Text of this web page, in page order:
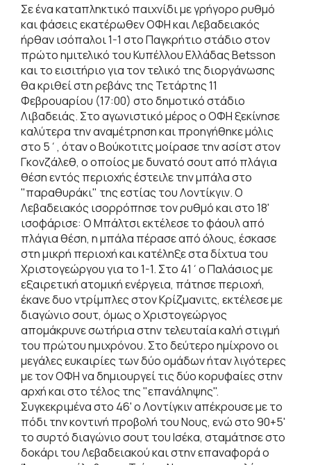
Σε ένα καταπληκτικό παιχνίδι με γρήγορο ρυθμό
και φάσεις εκατέρωθεν ΟΦΗ και Λεβαδειακός
ήρθαν ισόπαλοι 1-1 στο Παγκρήτιο στάδιο στον
πρώτο ημιτελικό του Κυπέλλου Ελλάδας Betsson
και το εισιτήριο για τον τελικό της διοργάνωσης
θα κριθεί στη ρεβάνς της Τετάρτης 11
Φεβρουαρίου (17:00) στο δημοτικό στάδιο
Λιβαδειάς. Στο αγωνιστικό μέρος ο ΟΦΗ ξεκίνησε
καλύτερα την αναμέτρηση και προηγήθηκε μόλις
στο 5΄, όταν ο Βούκοτιτς μοίρασε την ασίστ στον
Γκονζάλεθ, ο οποίος με δυνατό σουτ από πλάγια
θέση εντός περιοχής έστειλε την μπάλα στο
"παραθυράκι" της εστίας του Λοντίκγιν. Ο
Λεβαδειακός ισορρόπησε τον ρυθμό και στο 18'
ισοφάρισε: Ο Μπάλτσι εκτέλεσε το φάουλ από
πλάγια θέση, η μπάλα πέρασε από όλους, έσκασε
στη μικρή περιοχή και κατέληξε στα δίχτυα του
Χριστογεώργου για το 1-1. Στο 41΄ο Παλάσιος με
εξαιρετική ατομική ενέργεια, πάτησε περιοχή,
έκανε δυο ντρίμπλες στον Κρίζμανιτς, εκτέλεσε με
διαγώνιο σουτ, όμως ο Χριστογεώργος
απομάκρυνε σωτήρια στην τελευταία καλή στιγμή
του πρώτου ημιχρόνου. Στο δεύτερο ημίχρονο οι
μεγάλες ευκαιρίες των δύο ομάδων ήταν λιγότερες
με τον ΟΦΗ να δημιουργεί τις δύο κορυφαίες στην
αρχή και στο τέλος της "επανάληψης".
Συγκεκριμένα στο 46' ο Λοντίγκιν απέκρουσε με το
πόδι την κοντινή προβολή του Νους, ενώ στο 90+5'
το συρτό διαγώνιο σουτ του Ισέκα, σταμάτησε στο
δοκάρι του Λεβαδειακού και στην επαναφορά ο